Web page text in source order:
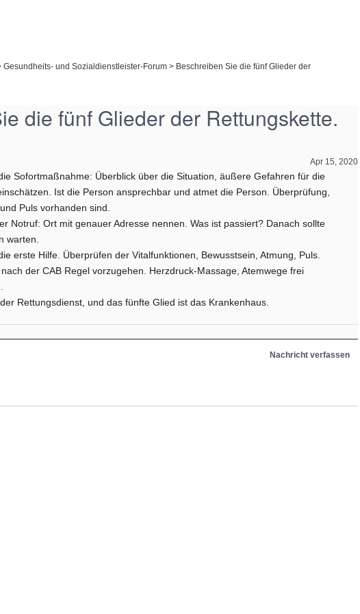
Gesundheits- und Sozialdienstleister-Forum > Beschreiben Sie die fünf Glieder der
die fünf Glieder der Rettungskette.
Apr 15, 2020
Sofortmaßnahme: Überblick über die Situation, äußere Gefahren für die
Ist die Person ansprechbar und atmet die Person. Überprüfung,
Puls vorhanden sind.
Notruf: Ort mit genauer Adresse nennen. Was ist passiert? Danach sollte
warten.
erste Hilfe. Überprüfen der Vitalfunktionen, Bewusstsein, Atmung, Puls.
der CAB Regel vorzugehen. Herzdruck-Massage, Atemwege frei
Rettungsdienst, und das fünfte Glied ist das Krankenhaus.
Nachricht verfassen